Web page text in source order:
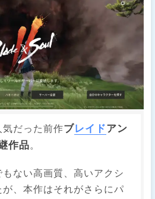
だった前作ブレイドアン
作品。
ない高画質、高いアクシ
が、本作はそれがさらにパ